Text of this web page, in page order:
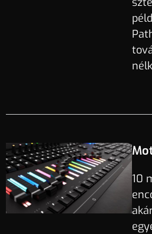
10